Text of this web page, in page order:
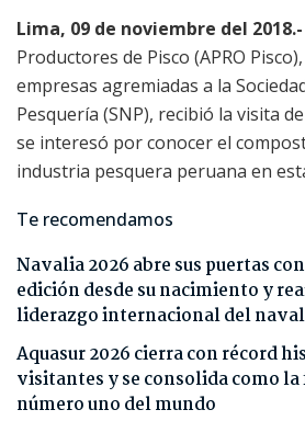
Lima, 09 de noviembre del 2018.-
Productores de Pisco (APRO
empresas agremiadas a la
Pesquería (SNP), recibió la visita
se interesó por conocer el
industria pesquera peruana en
Te recomendamos
Navalia 2026 abre sus puertas
edición desde su nacimiento y
liderazgo internacional del
Aquasur 2026 cierra con récord
visitantes y se consolida como
número uno del mundo